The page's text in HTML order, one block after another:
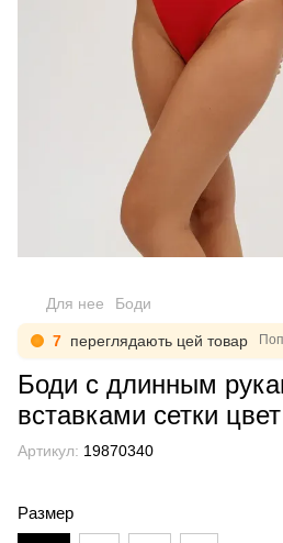
Для нее Боди
7 переглядають цей товар
Боди с длинным
вставками сетки
Артикул: 19870340
Размер